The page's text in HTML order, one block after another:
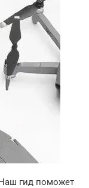
гид поможет